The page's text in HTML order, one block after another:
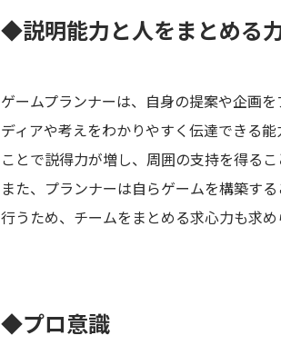
◆説明能力と人をまとめる
ゲームプランナーは、自身の提案や企画
ディアや考えをわかりやすく伝達できる
ことで説得力が増し、周囲の支持を得る
また、プランナーは自らゲームを構築す
行うため、チームをまとめる求心力も求め
◆プロ意識